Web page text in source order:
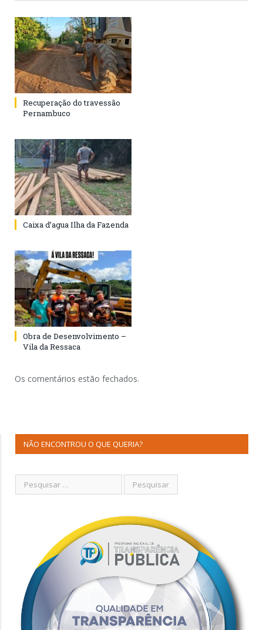
Recuperação do travessão
Pernambuco
Caixa d’agua Ilha da Fazenda
Obra de Desenvolvimento –
Vila da Ressaca
Os comentários estão fechados.
NÃO ENCONTROU O QUE QUERIA?